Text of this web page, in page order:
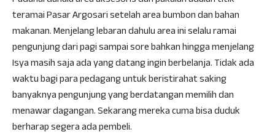
teramai Pasar Argosari setelah area bumbon dan bahan
makanan. Menjelang lebaran dahulu area ini selalu ramai
pengunjung dari pagi sampai sore bahkan hingga menjelang
Isya masih saja ada yang datang ingin berbelanja. Tidak ada
waktu bagi para pedagang untuk beristirahat saking
banyaknya pengunjung yang berdatangan memilih dan
menawar dagangan. Sekarang mereka cuma bisa duduk
berharap segera ada pembeli.